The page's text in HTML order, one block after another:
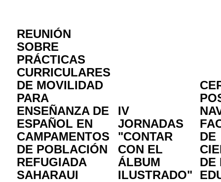
REUNIÓN
SOBRE
PRÁCTICAS
CURRICULARES
DE MOVILIDAD
PARA
ENSEÑANZA DE
ESPAÑOL EN
CAMPAMENTOS
DE POBLACIÓN
REFUGIADA
SAHARAUI
IV
JORNADAS
"CONTAR
CON EL
ÁLBUM
ILUSTRADO"
DE
DE